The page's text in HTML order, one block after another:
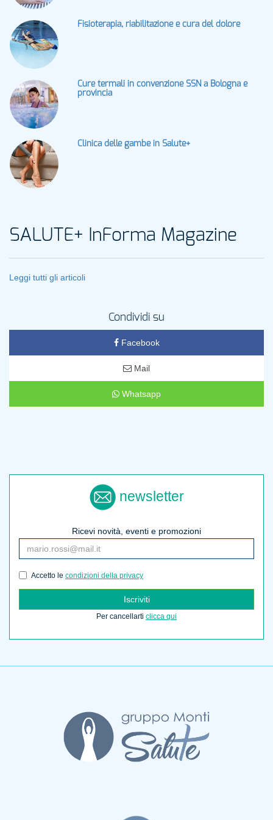
Fisioterapia, riabilitazione e cura del dolore
Cure termali in convenzione SSN a Bologna e
provincia
Clinica delle gambe in Salute+
SALUTE+ InForma Magazine
Leggi tutti gli articoli
Condividi su
Facebook
Mail
Whatsapp
newsletter
Ricevi novità, eventi e promozioni
Accetto le condizioni della privacy
Iscriviti
Per cancellarti clicca qui